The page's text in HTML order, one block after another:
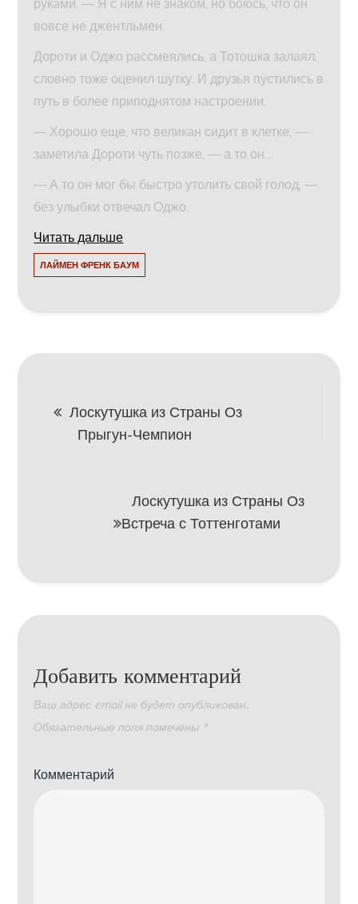
руками. — Я с ним не знаком, но боюсь, что он
вовсе не джентльмен.
Дороти и Оджо рассмеялись, а Тотошка залаял,
словно тоже оценил шутку. И друзья пустились в
путь в более приподнятом настроении.
— Хорошо еще, что великан сидит в клетке, —
заметила Дороти чуть позже, — а то он…
— А то он мог бы быстро утолить свой голод, —
без улыбки отвечал Оджо.
Читать дальше
ЛАЙМЕН ФРЕНК БАУМ
Навигация
записям
Лоскутушка из Страны Оз
Прыгун-Чемпион
Лоскутушка из Страны Оз
Встреча с Тоттенготами
Добавить комментарий
Ваш адрес email не будет опубликован.
Обязательные поля помечены *
Комментарий